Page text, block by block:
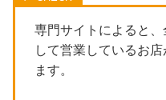
専門サイトによると
して営業しているお
ます。